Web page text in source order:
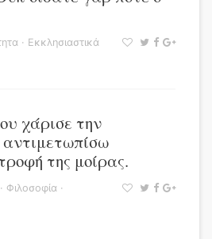
· Εκκλησιαστικά
χάρισε την
της μοίρας.
· Φιλοσοφία ·